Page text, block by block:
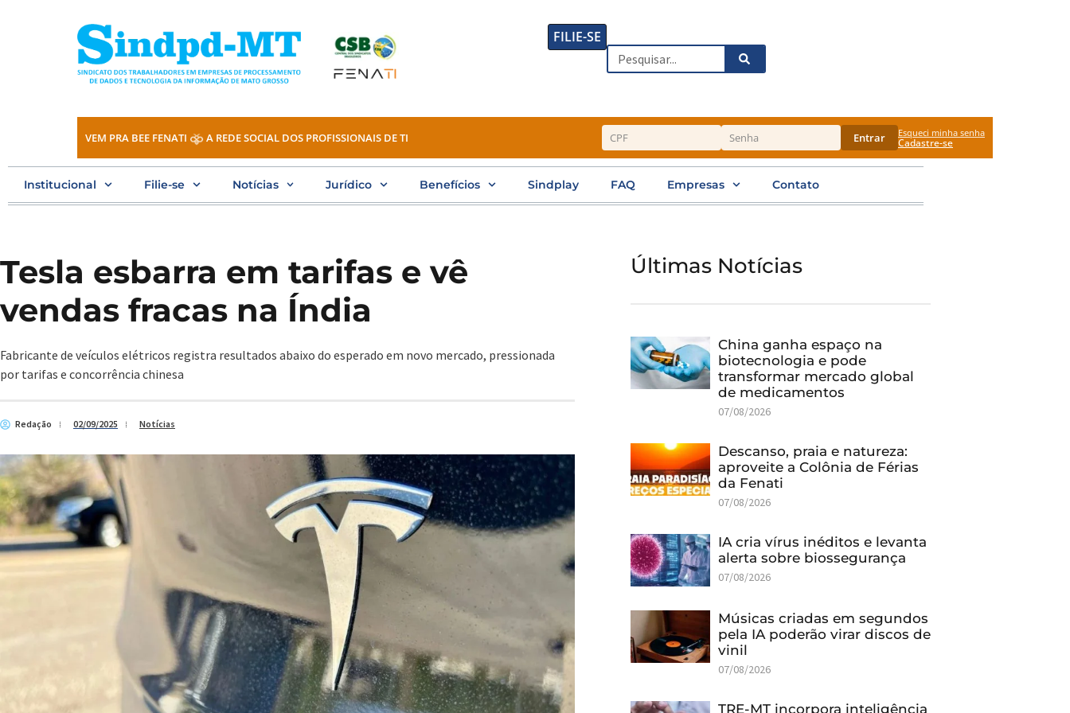
FILIE-SE
Search
VEM PRA BEE FENATI A REDE SOCIAL DOS PROFISSIONAIS DE TI Entrar Esqueci minha senha
Cadastre-se
Institucional Filie-se Notícias Jurídico Benefícios Sindplay FAQ Empresas Contato
Tesla esbarra em tarifas e vê
vendas fracas na Índia
Fabricante de veículos elétricos registra resultados abaixo do esperado em novo mercado, pressionada
por tarifas e concorrência chinesa
Redação 02/09/2025 Notícias
Últimas Notícias
China ganha espaço na
biotecnologia e pode
transformar mercado global
de medicamentos
07/08/2026
Descanso, praia e natureza:
aproveite a Colônia de Férias
da Fenati
07/08/2026
IA cria vírus inéditos e levanta
alerta sobre biossegurança
07/08/2026
Músicas criadas em segundos
pela IA poderão virar discos de
vinil
07/08/2026
TRE-MT incorpora inteligência